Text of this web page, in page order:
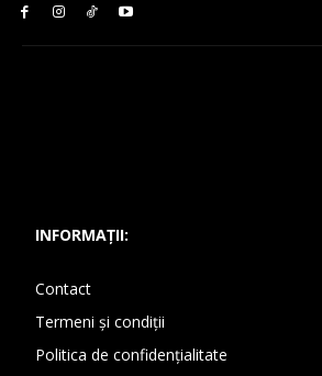
INFORMAȚII:
Contact
Termeni și condiții
Politica de confidențialitate